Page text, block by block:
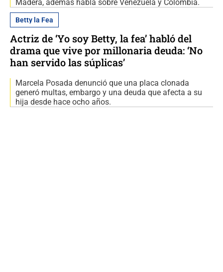
Madera, además habla sobre Venezuela y Colombia.
Betty la Fea
Actriz de ‘Yo soy Betty, la fea’ habló del
drama que vive por millonaria deuda: ‘No
han servido las súplicas’
Marcela Posada denunció que una placa clonada
generó multas, embargo y una deuda que afecta a su
hija desde hace ocho años.